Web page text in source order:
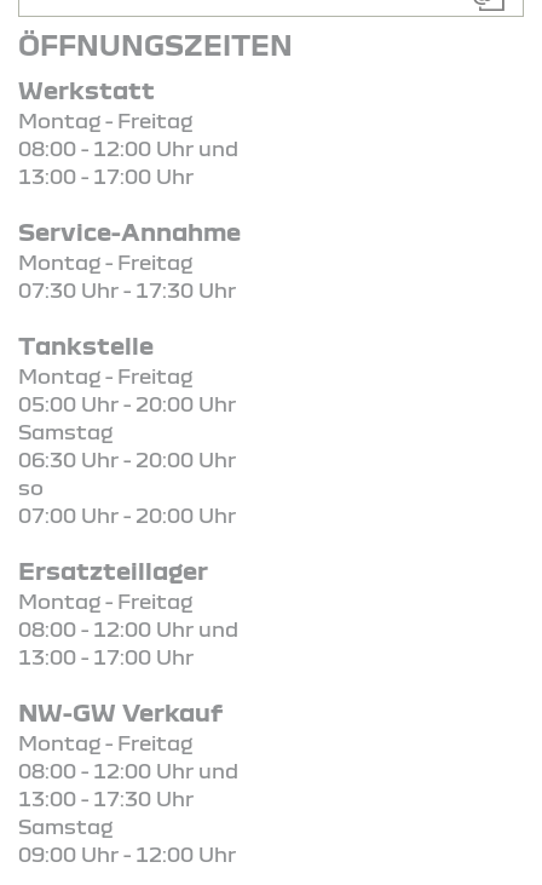
ÖFFNUNGSZEITEN
Werkstatt
Montag - Freitag
08:00 - 12:00 Uhr und
13:00 - 17:00 Uhr
Service-Annahme
Montag - Freitag
07:30 Uhr - 17:30 Uhr
Tankstelle
Montag - Freitag
05:00 Uhr - 20:00 Uhr
Samstag
06:30 Uhr - 20:00 Uhr
so
07:00 Uhr - 20:00 Uhr
Ersatzteillager
Montag - Freitag
08:00 - 12:00 Uhr und
13:00 - 17:00 Uhr
NW-GW Verkauf
Montag - Freitag
08:00 - 12:00 Uhr und
13:00 - 17:30 Uhr
Samstag
09:00 Uhr - 12:00 Uhr